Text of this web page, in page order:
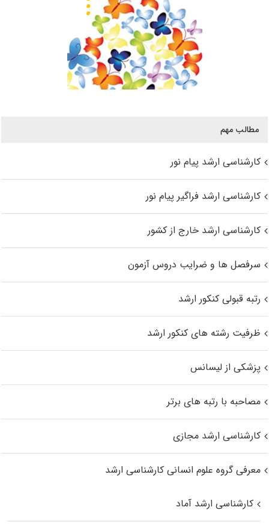
مطالب مهم
کارشناسی ارشد پیام نور
کارشناسی ارشد فراگیر پیام نور
کارشناسی ارشد خارج از کشور
سرفصل ها و ضرایب دروس آزمون
رتبه قبولی کنکور ارشد
ظرفیت رشته های کنکور ارشد
پزشکی از لیسانس
مصاحبه با رتبه های برتر
کارشناسی ارشد مجازی
معرفی گروه علوم انسانی کارشناسی ارشد
کارشناسی ارشد آماد